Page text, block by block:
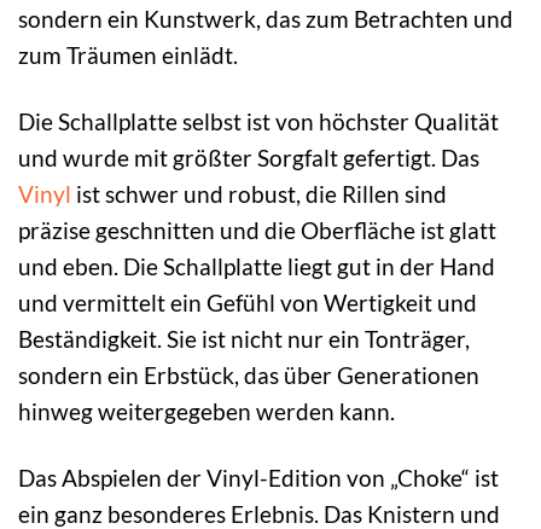
sondern ein Kunstwerk, das zum Betrachten und
zum Träumen einlädt.
Die Schallplatte selbst ist von höchster Qualität
und wurde mit größter Sorgfalt gefertigt. Das
Vinyl ist schwer und robust, die Rillen sind
präzise geschnitten und die Oberfläche ist glatt
und eben. Die Schallplatte liegt gut in der Hand
und vermittelt ein Gefühl von Wertigkeit und
Beständigkeit. Sie ist nicht nur ein Tonträger,
sondern ein Erbstück, das über Generationen
hinweg weitergegeben werden kann.
Das Abspielen der Vinyl-Edition von „Choke“ ist
ein ganz besonderes Erlebnis. Das Knistern und